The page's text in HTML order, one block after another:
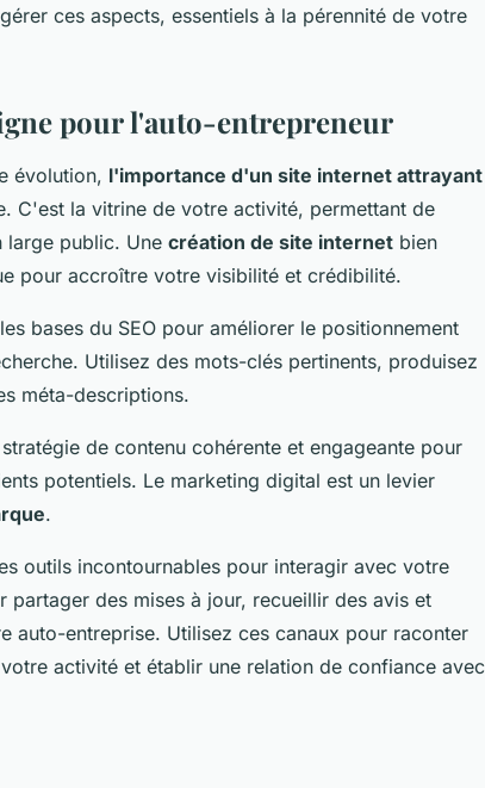
ces aspects, essentiels à la pérennité de votre
pour l'auto-entrepreneur
évolution, l'importance d'un site internet attrayant
C'est la vitrine de votre activité, permettant de
large public. Une création de site internet bien
pour accroître votre visibilité et crédibilité.
bases du SEO pour améliorer le positionnement
Utilisez des mots-clés pertinents, produisez
méta-descriptions.
de contenu cohérente et engageante pour
potentiels. Le marketing digital est un levier
.
outils incontournables pour interagir avec votre
des mises à jour, recueillir des avis et
auto-entreprise. Utilisez ces canaux pour raconter
activité et établir une relation de confiance avec